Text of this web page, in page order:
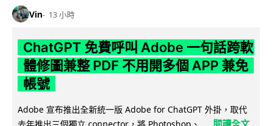
Vin 13 小時
ChatGPT 免費呼叫 Adobe 一句話跨軟
體修圖兼整 PDF 不用開多個 APP 兼免
帳號
Adobe 宣布推出全新統一版 Adobe for ChatGPT 外掛，取代